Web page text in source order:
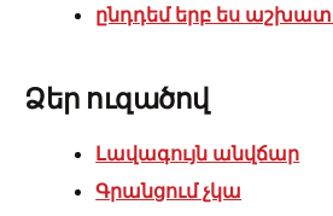
ընդդեմ երբ ես
Ձեր ուզածով
Լավագույն անվճար
Գրանցում չկա